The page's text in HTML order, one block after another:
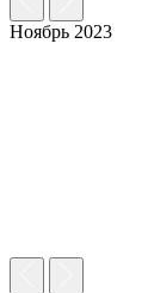
Ноябрь 2023